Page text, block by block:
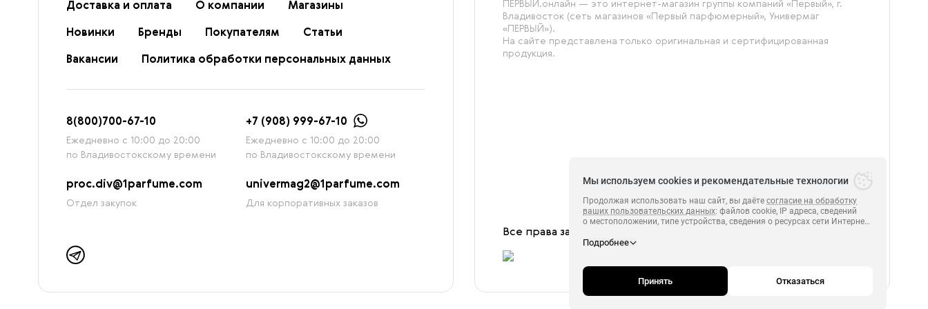
Доставка и оплата О компании Магазины
Новинки Бренды Покупателям Статьи
Вакансии Политика обработки персональных данных
8(800)700-67-10
Ежедневно с 10:00 до 20:00
по Владивостокскому времени
+7 (908) 999-67-10
Ежедневно с 10:00 до 20:00
по Владивостокскому времени
proc.div@1parfume.com
Отдел закупок
univermag2@1parfume.com
Для корпоративных заказов
ПЕРВЫЙ.онлайн — это интернет-магазин группы компаний «‎Первый», г.
Владивосток (сеть магазинов «Первый парфюмерный», Универмаг
«ПЕРВЫЙ»).
На сайте представлена только оригинальная и сертифицированная
продукция.
Все права защищены.
Мы используем cookies и рекомендательные технологии
Продолжая использовать наш сайт, вы даёте согласие на обработку
ваших пользовательских данных: файлов cookie, IP адреса, сведений
о местоположении, типе устройства, сведения о ресурсах сети Интернет,
сервиса Яндекс.Метрика. Если вы не хотите, чтобы ваши данные
обрабатывались, пожалуйста, ограничьте использование файлов cookie
в своём браузере.
Подробнее
Принять Отказаться